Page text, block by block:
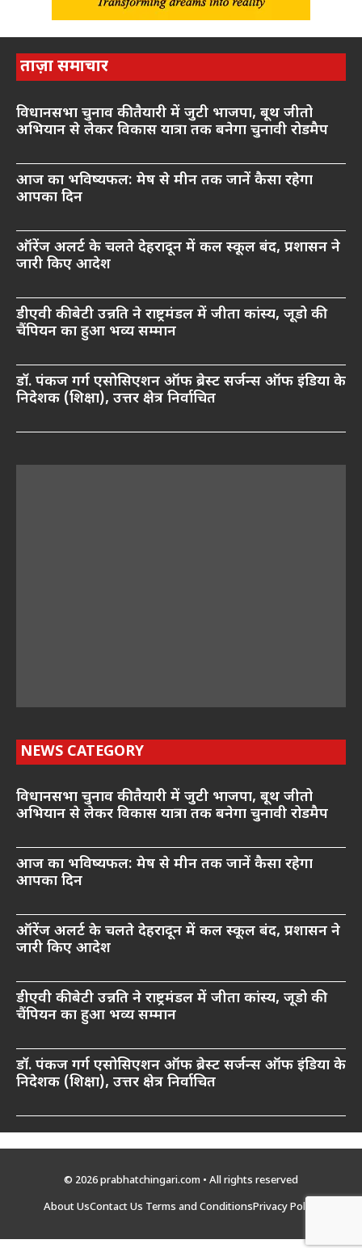
ताज़ा समाचार
विधानसभा चुनाव की तैयारी में जुटी भाजपा, बूथ जीतो
अभियान से लेकर विकास यात्रा तक बनेगा चुनावी रोडमैप
आज का भविष्यफल: मेष से मीन तक जानें कैसा रहेगा
आपका दिन
ऑरेंज अलर्ट के चलते देहरादून में कल स्कूल बंद, प्रशासन ने
जारी किए आदेश
डीएवी की बेटी उन्नति ने राष्ट्रमंडल में जीता कांस्य, जूडो की
चैंपियन का हुआ भव्य सम्मान
डॉ. पंकज गर्ग एसोसिएशन ऑफ ब्रेस्ट सर्जन्स ऑफ इंडिया के
निदेशक (शिक्षा), उत्तर क्षेत्र निर्वाचित
NEWS CATEGORY
विधानसभा चुनाव की तैयारी में जुटी भाजपा, बूथ जीतो
अभियान से लेकर विकास यात्रा तक बनेगा चुनावी रोडमैप
आज का भविष्यफल: मेष से मीन तक जानें कैसा रहेगा
आपका दिन
ऑरेंज अलर्ट के चलते देहरादून में कल स्कूल बंद, प्रशासन ने
जारी किए आदेश
डीएवी की बेटी उन्नति ने राष्ट्रमंडल में जीता कांस्य, जूडो की
चैंपियन का हुआ भव्य सम्मान
डॉ. पंकज गर्ग एसोसिएशन ऑफ ब्रेस्ट सर्जन्स ऑफ इंडिया के
निदेशक (शिक्षा), उत्तर क्षेत्र निर्वाचित
© 2026 prabhatchingari.com • All rights reserved
About UsContact Us Terms and ConditionsPrivacy Policy